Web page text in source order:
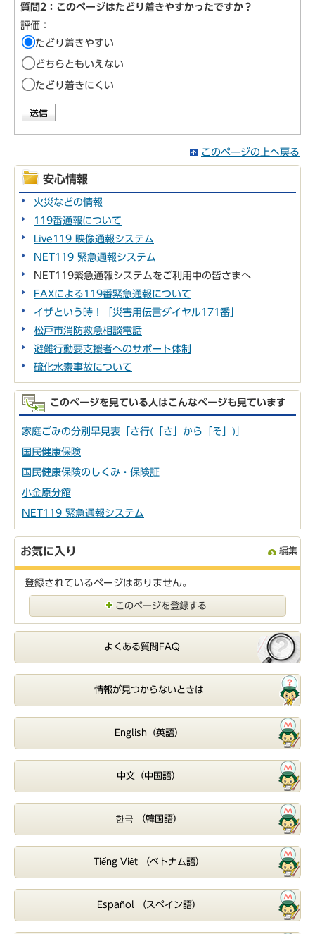
質問2：このページはたどり着きやすかったですか？
評価：
たどり着きやすい
どちらともいえない
たどり着きにくい
このページの上へ戻る
安心情報
火災などの情報
119番通報について
Live119 映像通報システム
NET119 緊急通報システム
NET119緊急通報システムをご利用中の皆さまへ
FAXによる119番緊急通報について
イザという時！「災害用伝言ダイヤル171番」
松戸市消防救急相談電話
避難行動要支援者へのサポート体制
硫化水素事故について
このページを見ている人はこんなページも見ています
家庭ごみの分別早見表「さ行(「さ」から「そ」)」
国民健康保険
国民健康保険のしくみ・保険証
小金原分館
NET119 緊急通報システム
お気に入り 編集
登録されているページはありません。
このページを登録する
よくある質問FAQ
情報が見つからないときは
English（英語）
中文（中国語）
한국 （韓国語）
Tiếng Việt （ベトナム語）
Español （スペイン語）